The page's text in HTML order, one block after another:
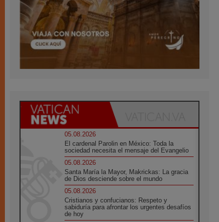
05.08.2026
El cardenal Parolin en México: Toda la
sociedad necesita el mensaje del Evangelio
05.08.2026
Santa María la Mayor, Makrickas: La gracia
de Dios desciende sobre el mundo
05.08.2026
Cristianos y confucianos: Respeto y
sabiduría para afrontar los urgentes desafíos
de hoy